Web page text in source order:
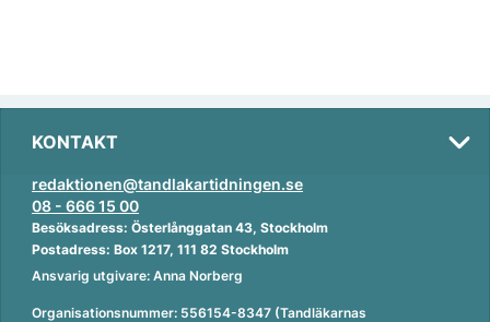
KONTAKT
redaktionen@tandlakartidningen.se
08 - 666 15 00
Besöksadress: Österlånggatan 43, Stockholm
Postadress: Box 1217, 111 82 Stockholm
Ansvarig utgivare: Anna Norberg
Organisationsnummer: 556154-8347 (Tandläkarnas